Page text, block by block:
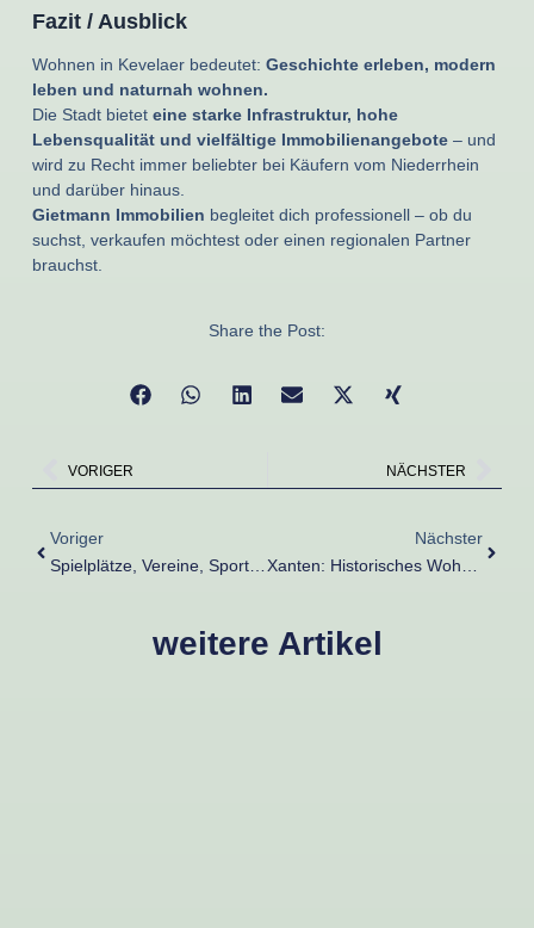
Fazit / Ausblick
Wohnen in Kevelaer bedeutet: Geschichte erleben, modern
leben und naturnah wohnen.
Die Stadt bietet eine starke Infrastruktur, hohe
Lebensqualität und vielfältige Immobilienangebote– und
wird zu Recht immer beliebter bei Käufern vom Niederrhein
und darüber hinaus.
Gietmann Immobilien begleitet dich professionell – ob du
suchst, verkaufen möchtest oder einen regionalen Partner
brauchst.
Share the Post:
Zurück
VORIGER NÄCHSTER
Voriger
Spielplätze, Vereine, Sportangebote – Was Die Region Für Kinder Bietet
Nächster
weitere Artikel